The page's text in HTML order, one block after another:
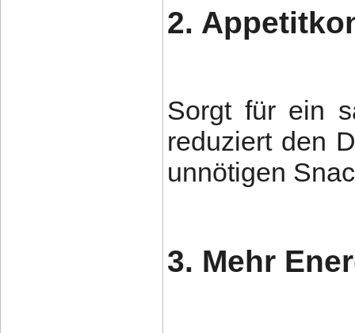
2.
Sorgt für ein
reduziert den
unnötigen
3. Mehr